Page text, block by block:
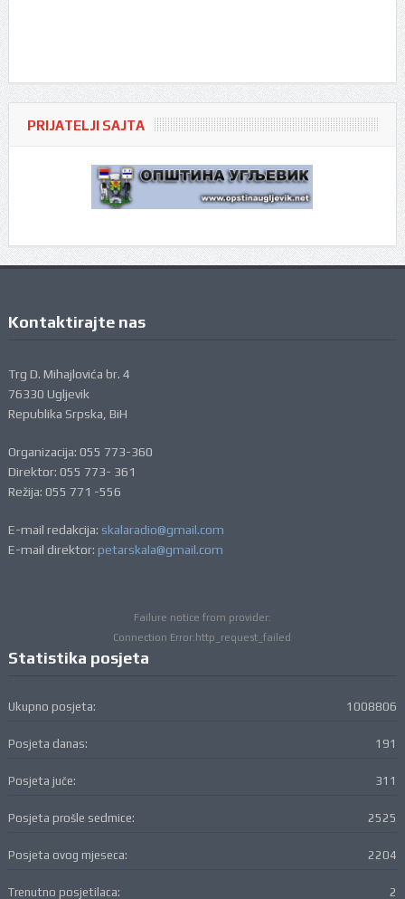
PRIJATELJI SAJTA
Kontaktirajte nas
Trg D. Mihajlovića br. 4
76330 Ugljevik
Republika Srpska, BiH
Organizacija: 055 773-360
Direktor: 055 773- 361
Režija: 055 771 -556
E-mail redakcija: skalaradio@gmail.com
E-mail direktor: petarskala@gmail.com
Failure notice from provider:
Connection Error:http_request_failed
Statistika posjeta
1008806
Ukupno posjeta:
191
Posjeta danas:
311
Posjeta juče:
2525
Posjeta prošle sedmice:
2204
Posjeta ovog mjeseca:
2
Trenutno posjetilaca: